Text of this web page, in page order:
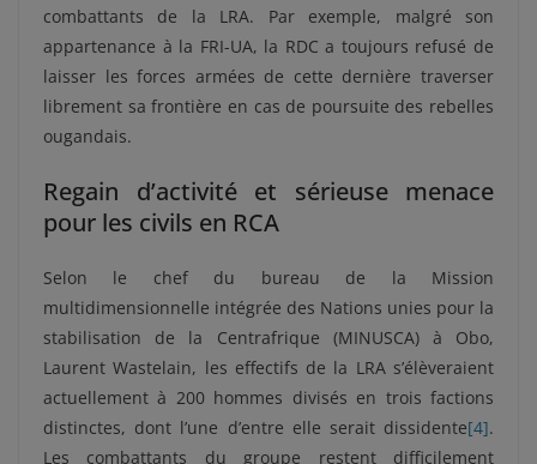
combattants de la LRA. Par exemple, malgré son
appartenance à la FRI-UA, la RDC a toujours refusé de
laisser les forces armées de cette dernière traverser
librement sa frontière en cas de poursuite des rebelles
ougandais.
Regain d’activité et sérieuse menace
pour les civils en RCA
Selon le chef du bureau de la Mission
multidimensionnelle intégrée des Nations unies pour la
stabilisation de la Centrafrique (MINUSCA) à Obo,
Laurent Wastelain, les effectifs de la LRA s’élèveraient
actuellement à 200 hommes divisés en trois factions
distinctes, dont l’une d’entre elle serait dissidente[4].
Les combattants du groupe restent difficilement